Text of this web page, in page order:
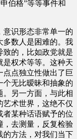
伯格”等等事件和
识形态非常单一的
多数人是困难的。我
致的，比如政党就是
是权术等等。这种天
点点独立性做出了巨
个无比暧昧和抽象的
。另一方面，与此相
艺术世界，这绝不仅
者某种话语赋予的位
，去测量，反复检验
的方法，对我们当下